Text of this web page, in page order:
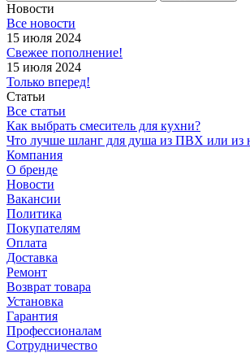
Новости
Все новости
15 июля 2024
Свежее пополнение!
15 июля 2024
Только вперед!
Статьи
Все статьи
Как выбрать смеситель для кухни?
Что лучше шланг для душа из ПВХ или из
Компания
О бренде
Новости
Вакансии
Политика
Покупателям
Оплата
Доставка
Ремонт
Возврат товара
Установка
Гарантия
Профессионалам
Сотрудничество